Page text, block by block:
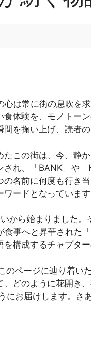
は常に街の息吹を
体験を、モノトー
を掬い上げ、読者
この街は、今、静
れ、「BANK」や
名前に何度も行き当
ードとなっています
から始まりました
食事へと昇華された「
構成するチャプター
ページに辿り着い
どのように花開き
お届けします。さ